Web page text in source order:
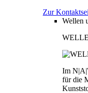
Zur
Wellen
Im
für die